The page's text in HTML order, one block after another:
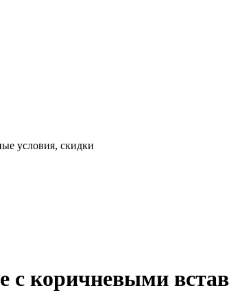
условия, скидки
с коричневыми